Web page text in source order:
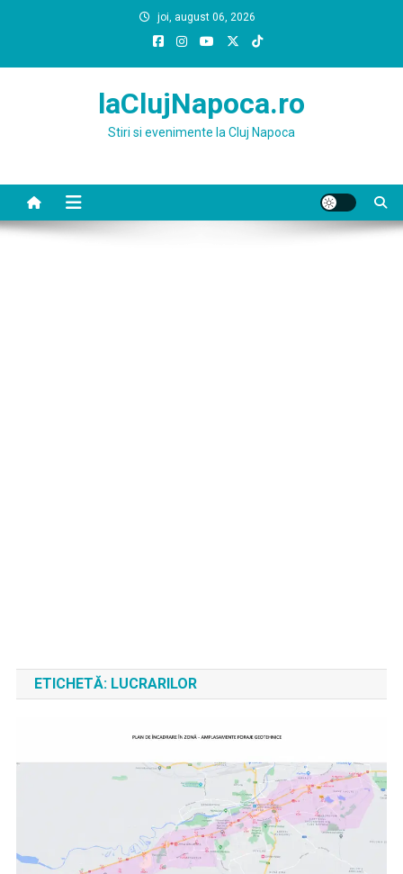
joi, august 06, 2026
laClujNapoca.ro
Stiri si evenimente la Cluj Napoca
ETICHETĂ: LUCRARILOR